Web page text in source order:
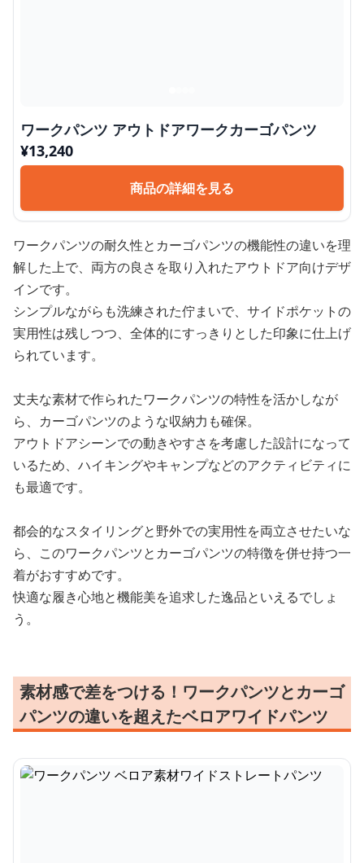
ワークパンツ アウトドアワークカーゴパンツ
¥13,240
商品の詳細を見る
ワークパンツの耐久性とカーゴパンツの機能性の違いを理
解した上で、両方の良さを取り入れたアウトドア向けデザ
インです。
シンプルながらも洗練された佇まいで、サイドポケットの
実用性は残しつつ、全体的にすっきりとした印象に仕上げ
られています。
丈夫な素材で作られたワークパンツの特性を活かしなが
ら、カーゴパンツのような収納力も確保。
アウトドアシーンでの動きやすさを考慮した設計になって
いるため、ハイキングやキャンプなどのアクティビティに
も最適です。
都会的なスタイリングと野外での実用性を両立させたいな
ら、このワークパンツとカーゴパンツの特徴を併せ持つ一
着がおすすめです。
快適な履き心地と機能美を追求した逸品といえるでしょ
う。
素材感で差をつける！ワークパンツとカーゴ
パンツの違いを超えたベロアワイドパンツ